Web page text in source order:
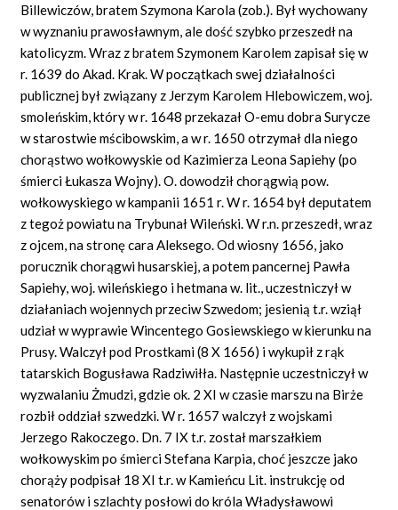
GRAF POWIĄZAŃ
DYSKUSJA
Mapa
Billewiczów, bratem Szymona Karola (zob.). Był wychowany
w wyznaniu prawosławnym, ale dość szybko przeszedł na
katolicyzm. Wraz z bratem Szymonem Karolem zapisał się w
r. 1639 do Akad. Krak. W początkach swej działalności
publicznej był związany z Jerzym Karolem Hlebowiczem, woj.
smoleńskim, który w r. 1648 przekazał O-emu dobra Surycze
w starostwie mścibowskim, a w r. 1650 otrzymał dla niego
chorąstwo wołkowyskie od Kazimierza Leona Sapiehy (po
śmierci Łukasza Wojny). O. dowodził chorągwią pow.
wołkowyskiego w kampanii 1651 r. W r. 1654 był deputatem
z tegoż powiatu na Trybunał Wileński. W r.n. przeszedł, wraz
z ojcem, na stronę cara Aleksego. Od wiosny 1656, jako
porucznik chorągwi husarskiej, a potem pancernej Pawła
Sapiehy, woj. wileńskiego i hetmana w. lit., uczestniczył w
działaniach wojennych przeciw Szwedom; jesienią t.r. wziął
udział w wyprawie Wincentego Gosiewskiego w kierunku na
Prusy. Walczył pod Prostkami (8 X 1656) i wykupił z rąk
tatarskich Bogusława Radziwiłła. Następnie uczestniczył w
wyzwalaniu Żmudzi, gdzie ok. 2 XI w czasie marszu na Birże
rozbił oddział szwedzki. W r. 1657 walczył z wojskami
Jerzego Rakoczego. Dn. 7 IX t.r. został marszałkiem
wołkowyskim po śmierci Stefana Karpia, choć jeszcze jako
chorąży podpisał 18 XI t.r. w Kamieńcu Lit. instrukcję od
senatorów i szlachty posłowi do króla Władysławowi